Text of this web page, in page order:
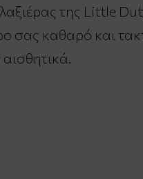
της Little
σας καθαρό και